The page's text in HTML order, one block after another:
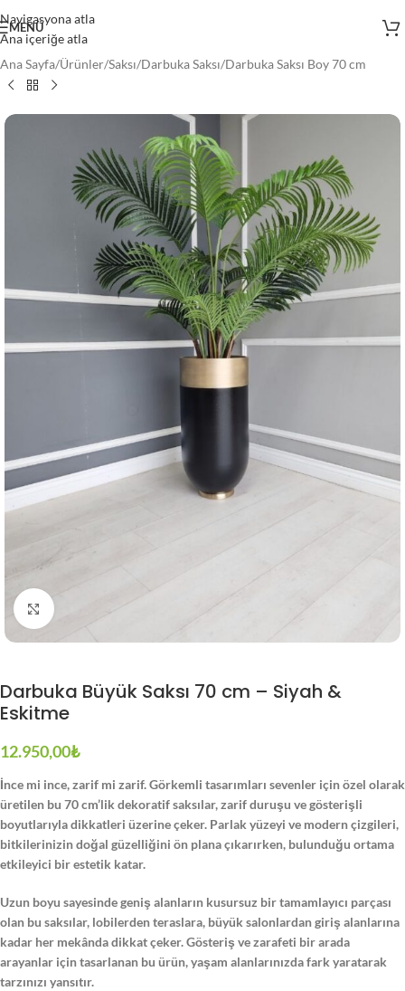
Navigasyona atla
Ana içeriğe atla
MENÜ
Ana Sayfa/Ürünler/Saksı/Darbuka Saksı/Darbuka Saksı Boy 70 cm
Büyütmek için tıklayın
Darbuka Büyük Saksı 70 cm – Siyah &
Eskitme
12.950,00₺
İnce mi ince, zarif mi zarif. Görkemli tasarımları sevenler için özel olarak
üretilen bu 70 cm’lik dekoratif saksılar, zarif duruşu ve gösterişli
boyutlarıyla dikkatleri üzerine çeker. Parlak yüzeyi ve modern çizgileri,
bitkilerinizin doğal güzelliğini ön plana çıkarırken, bulunduğu ortama
etkileyici bir estetik katar.
Uzun boyu sayesinde geniş alanların kusursuz bir tamamlayıcı parçası
olan bu saksılar, lobilerden teraslara, büyük salonlardan giriş alanlarına
kadar her mekânda dikkat çeker. Gösteriş ve zarafeti bir arada
arayanlar için tasarlanan bu ürün, yaşam alanlarınızda fark yaratarak
tarzınızı yansıtır.